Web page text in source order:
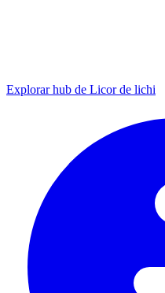
Explorar hub de Licor de lichi